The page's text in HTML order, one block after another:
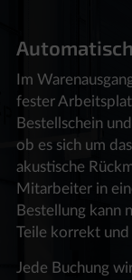
Im
fester
Bestellschein
ob es sich um
akustische
Mitarbeiter in
Bestellung kann
Teile korrekt
Jede Buchung